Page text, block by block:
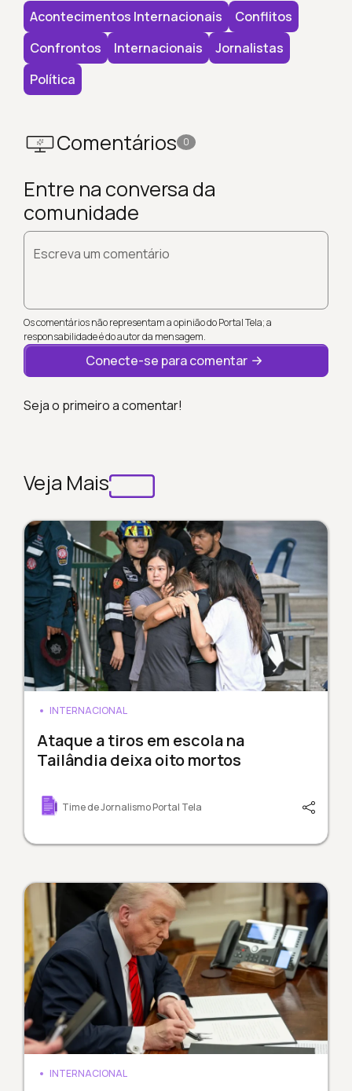
Acontecimentos Internacionais
Conflitos
Confrontos
Internacionais
Jornalistas
Política
Comentários 0
Entre na conversa da
comunidade
Escreva um comentário
Os comentários não representam a opinião do Portal Tela; a
responsabilidade é do autor da mensagem.
Conecte-se para comentar
Seja o primeiro a comentar!
Veja Mais
INTERNACIONAL
Ataque a tiros em escola na
Tailândia deixa oito mortos
Time de Jornalismo Portal Tela
INTERNACIONAL